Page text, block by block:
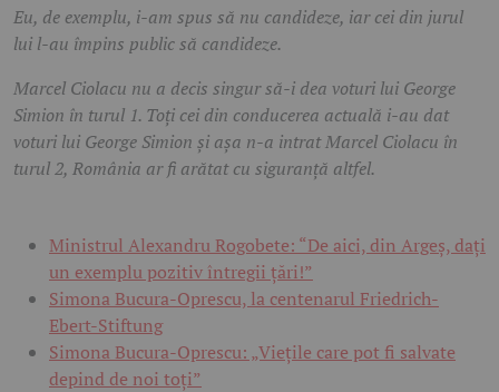
Eu, de exemplu, i-am spus să nu candideze, iar cei din jurul
lui l-au împins public să candideze.
Marcel Ciolacu nu a decis singur să-i dea voturi lui George
Simion în turul 1. Toți cei din conducerea actuală i-au dat
voturi lui George Simion și așa n-a intrat Marcel Ciolacu în
turul 2, România ar fi arătat cu siguranță altfel.
Ministrul Alexandru Rogobete: “De aici, din Argeș, dați
un exemplu pozitiv întregii țări!”
Simona Bucura-Oprescu, la centenarul Friedrich-
Ebert-Stiftung
Simona Bucura-Oprescu: „Viețile care pot fi salvate
depind de noi toți”